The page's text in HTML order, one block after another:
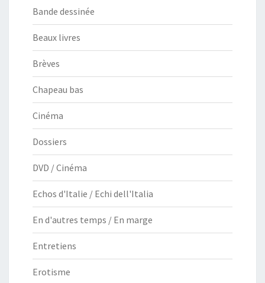
Bande dessinée
Beaux livres
Brèves
Chapeau bas
Cinéma
Dossiers
DVD / Cinéma
Echos d'Italie / Echi dell'Italia
En d'autres temps / En marge
Entretiens
Erotisme